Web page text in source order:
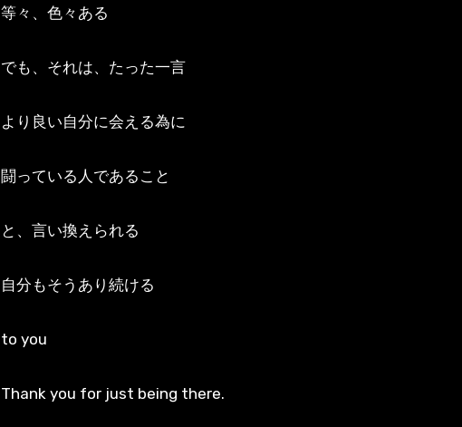
等々、色々ある
でも、それは、たった一言
より良い自分に会える為に
闘っている人であること
と、言い換えられる
自分もそうあり続ける
to you
Thank you for just being there.